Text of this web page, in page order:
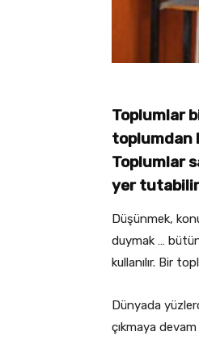
Toplumlar
toplumdan
Toplumlar
yer
Düşünmek,
duymak …
kullanılır. Bir
Dünyada
çıkmaya